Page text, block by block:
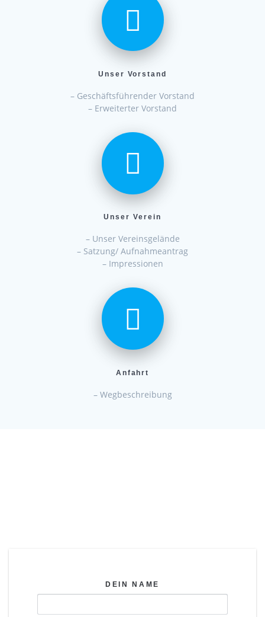
Unser Vorstand
– Geschäftsführender Vorstand
– Erweiterter Vorstand
Unser Verein
– Unser Vereinsgelände
– Satzung/ Aufnahmeantrag
– Impressionen
Anfahrt
– Wegbeschreibung
DEIN NAME